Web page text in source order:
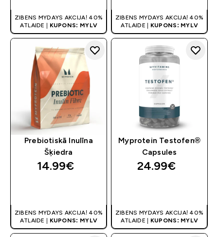
ZIBENS MYDAYS AKCIJA! 40%
ATLAIDE |
KUPONS: MYLV
ZIBENS MYDAYS AKCIJA! 40%
ATLAIDE | KUPONS: MYLV
Prebiotiskā Inulīna
Šķiedra
14.99€‎
ZIBENS MYDAYS AKCIJA! 40%
ATLAIDE | KUPONS: MYLV
Myprotein Testofen®
Capsules
24.99€‎
ZIBENS MYDAYS AKCIJA! 40%
ATLAIDE | KUPONS: MYLV